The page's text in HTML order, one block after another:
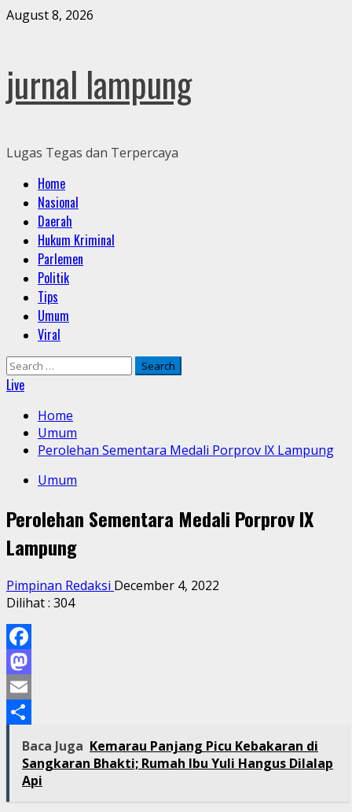
Skip
August 8, 2026
jurnal lampung
Lugas Tegas dan Terpercaya
Primary
Menu
Home
Nasional
Daerah
Hukum Kriminal
Parlemen
Politik
Tips
Umum
Viral
Search
for:
Live
Home
Umum
Perolehan Sementara Medali Porprov lX Lampung
Umum
Perolehan Sementara Medali Porprov lX
Lampung
Pimpinan Redaksi December 4, 2022
Dilihat : 304
Facebook
Mastodon
Email
ShareBaca Juga Kemarau Panjang Picu Kebakaran di
Sangkaran Bhakti; Rumah Ibu Yuli Hangus Dilalap
Api